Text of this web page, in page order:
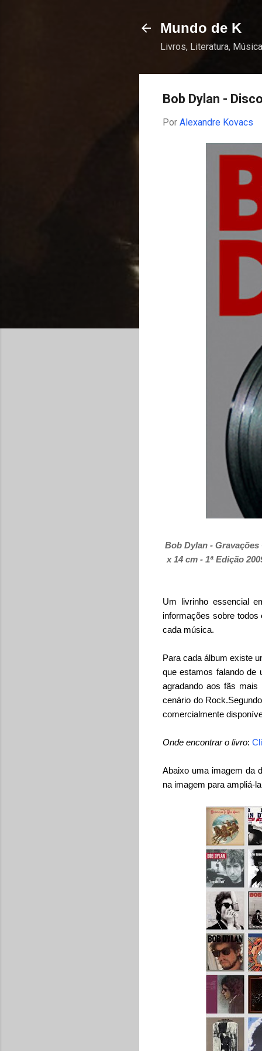
Mundo de K
Livros, Literatura,
Bob Dylan -
Por Alexandre Kovacs
Bob Dylan -
x 14 cm - 1ª Edição
Um livrinho essencial
informações sobre
cada música.
Para cada álbum existe
que estamos falando de
agradando aos fãs
cenário do Rock.
comercialmente
Onde encontrar o livro:
Abaixo uma imagem da
na imagem para ampliá-